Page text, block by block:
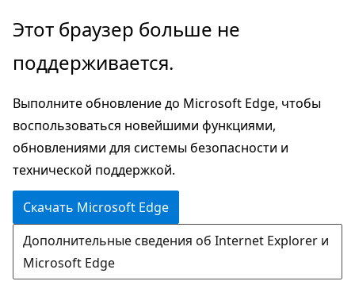
Пропустить
перейти
основному
содержимому
Этот браузер больше не
поддерживается.
Выполните обновление до Microsoft Edge, чтобы
воспользоваться новейшими функциями,
обновлениями для системы безопасности и
технической поддержкой.
Скачать Microsoft Edge
Дополнительные сведения об Internet Explorer и
Microsoft Edge